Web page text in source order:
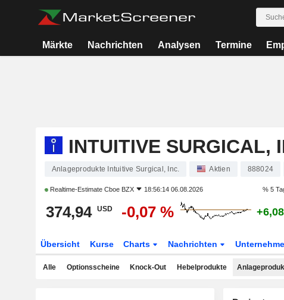
Märkte Nachrichten Analysen Termine
INTUITIVE SURGICAL,
Anlageprodukte Intuitive Surgical, Inc. Aktien 888024
Realtime-Estimate Cboe BZX 18:56:14 06.08.2026 % 5
374,94 USD -0,07 %
Übersicht Kurse Charts Nachrichten
Alle Optionsscheine Knock-Out Hebelprodukte